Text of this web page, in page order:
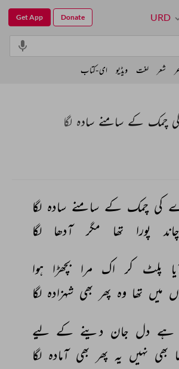
کے سامنے سادہ لگا
کی چمک کے سامنے سادہ لگا
چاند پورا تھا مگر آدھا
لگا
پلٹ کر اک مرا بچھڑا ہوا
میں تھا وہ پھر بھی شہزادہ لگا
ہے دل جان دینے کے لیے
بھی نہیں یہ پھر بھی آمادہ لگا
URD
Get App Donate
شعر لغت ویڈیو ای-کتاب